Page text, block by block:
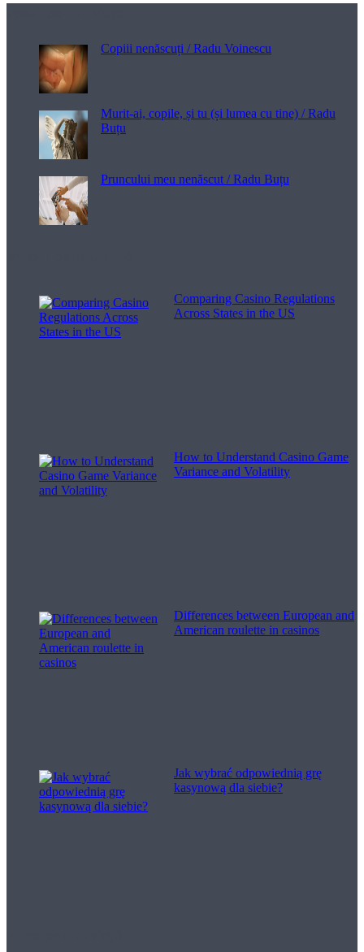
Copiii nenăscuți / Radu Voinescu
Murit-ai, copile, și tu (și lumea cu tine) / Radu
Buțu
Pruncului meu nenăscut / Radu Buțu
Comparing Casino Regulations
Across States in the US
How to Understand Casino Game
Variance and Volatility
Differences between European and
American roulette in casinos
Jak wybrać odpowiednią grę
kasynową dla siebie?